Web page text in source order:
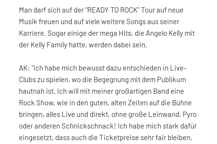
Man darf sich auf der "READY TO ROCK" Tour auf neue
Musik freuen und auf viele weitere Songs aus seiner
Karriere. Sogar einige der mega Hits, die Angelo Kelly mit
der Kelly Family hatte, werden dabei sein.
AK: "Ich habe mich bewusst dazu entschieden in Live-
Clubs zu spielen, wo die Begegnung mit dem Publikum
hautnah ist. Ich will mit meiner großartigen Band eine
Rock Show, wie in den guten, alten Zeiten auf die Bühne
bringen, alles Live und direkt, ohne große Leinwand, Pyro
oder anderen Schnickschnack! Ich habe mich stark dafür
eingesetzt, dass auch die Ticketpreise sehr fair bleiben,